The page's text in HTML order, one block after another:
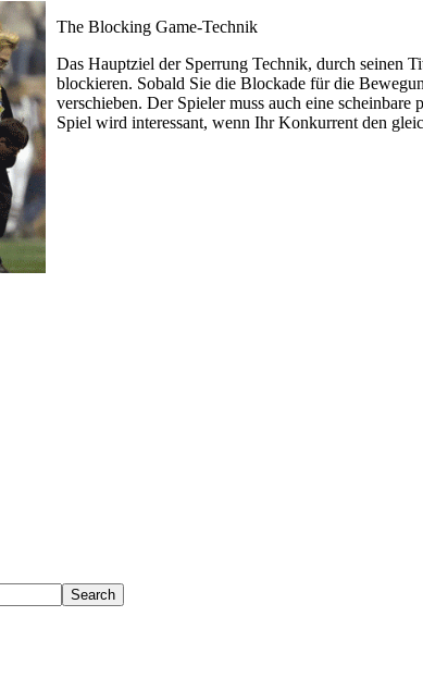
The Blocking Game-Technik
Das Hauptziel der Sperrung Technik, durch seinen
blockieren. Sobald Sie die Blockade für die
verschieben. Der Spieler muss auch eine
Spiel wird interessant, wenn Ihr Konkurrent den